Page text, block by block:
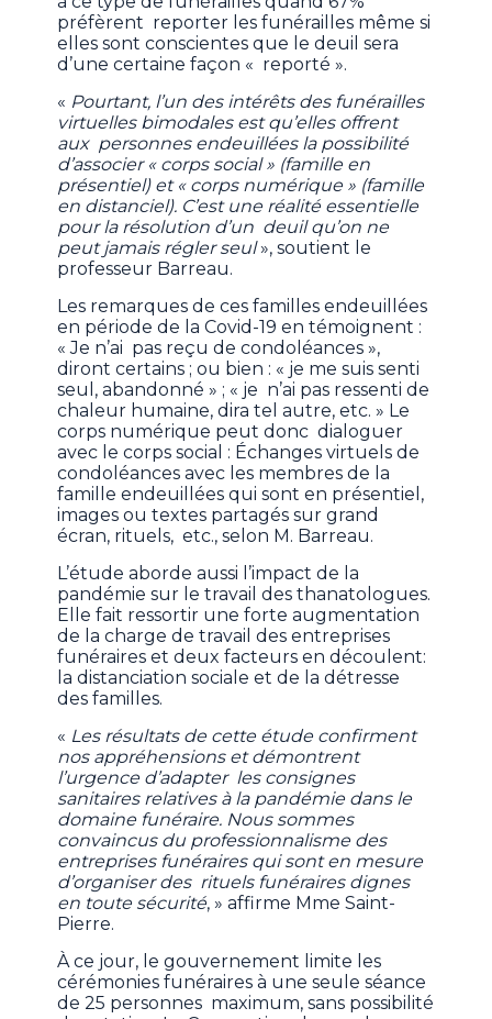
préfèrent reporter les funérailles même si
elles sont conscientes que le deuil sera
d’une certaine façon « reporté ».
« Pourtant, l’un des intérêts des funérailles
virtuelles bimodales est qu’elles offrent
aux personnes endeuillées la possibilité
d’associer « corps social » (famille en
présentiel) et « corps numérique » (famille
en distanciel). C’est une réalité essentielle
pour la résolution d’un deuil qu’on ne
peut jamais régler seul», soutient le
professeur Barreau.
Les remarques de ces familles endeuillées
en période de la Covid-19 en témoignent :
« Je n’ai pas reçu de condoléances »,
diront certains ; ou bien : « je me suis senti
seul, abandonné » ; « je n’ai pas ressenti de
chaleur humaine, dira tel autre, etc. » Le
corps numérique peut donc dialoguer
avec le corps social : Échanges virtuels de
condoléances avec les membres de la
famille endeuillées qui sont en présentiel,
images ou textes partagés sur grand
écran, rituels, etc., selon M. Barreau.
L’étude aborde aussi l’impact de la
pandémie sur le travail des thanatologues.
Elle fait ressortir une forte augmentation
de la charge de travail des entreprises
funéraires et deux facteurs en découlent:
la distanciation sociale et de la détresse
des familles.
« Les résultats de cette étude confirment
nos appréhensions et démontrent
l’urgence d’adapter les consignes
sanitaires relatives à la pandémie dans le
domaine funéraire. Nous sommes
convaincus du professionnalisme des
entreprises funéraires qui sont en mesure
d’organiser des rituels funéraires dignes
en toute sécurité, » affirme Mme Saint-
Pierre.
À ce jour, le gouvernement limite les
cérémonies funéraires à une seule séance
de 25 personnes maximum, sans possibilité